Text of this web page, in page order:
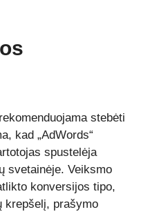
stebėti
kad „AdWords“
spustelėja
svetainėje. Veiksmo
konversijos tipo,
krepšelį, prašymo